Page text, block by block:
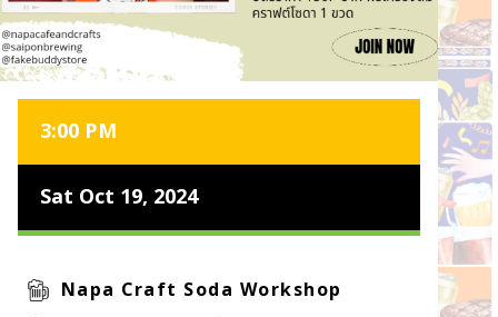
3:00 PM
Sat Oct 19, 2024
Napa Craft Soda Workshop